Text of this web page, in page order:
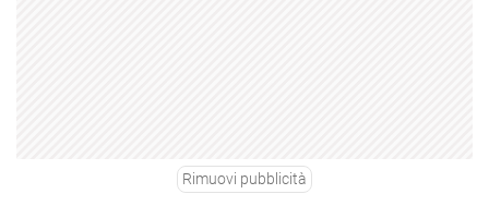
Rimuovi pubblicità